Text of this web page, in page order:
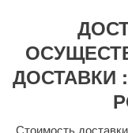
ДОСТАВКИ
Стоимость